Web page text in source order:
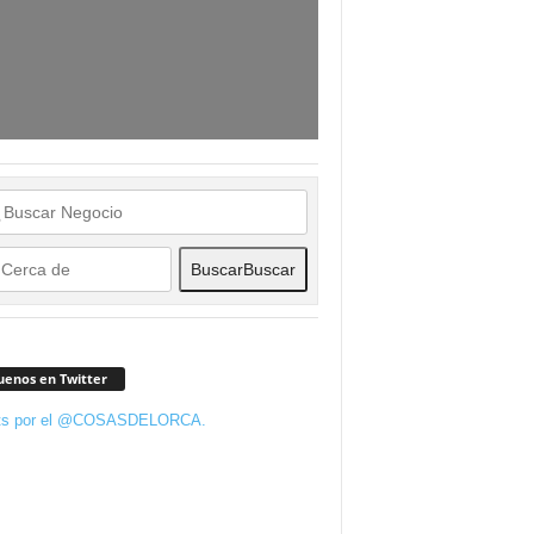
BuscarBuscar
en Twitter
por el @COSASDELORCA.